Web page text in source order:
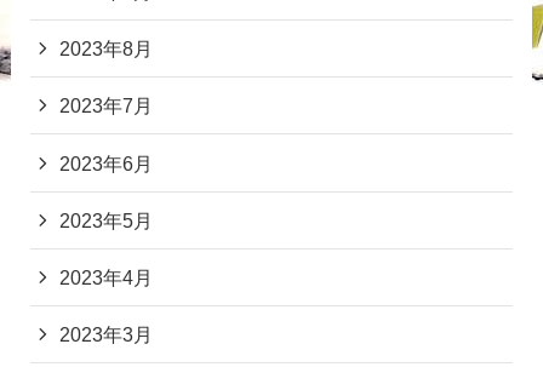
2023年8月
2023年7月
2023年6月
2023年5月
2023年4月
2023年3月